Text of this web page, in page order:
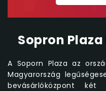
Sopron
A Soporn Plaza az
Magyarország
bevásárlóközpont